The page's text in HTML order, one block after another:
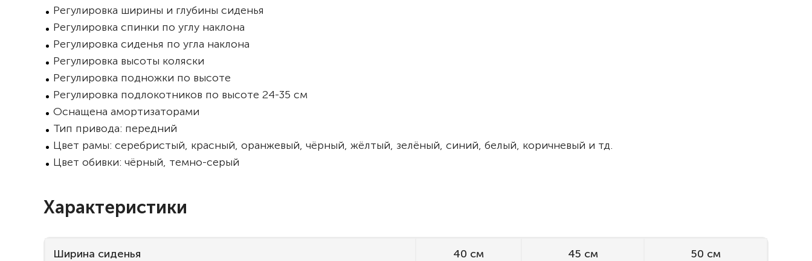
Регулировка ширины и глубины сиденья
Регулировка спинки по углу наклона
Регулировка сиденья по угла наклона
Регулировка высоты коляски
Регулировка подножки по высоте
Регулировка подлокотников по высоте 24-35 см
Оснащена амортизаторами
Тип привода: передний
Цвет рамы: серебристый, красный, оранжевый, чёрный, жёлтый, зелёный, синий, белый, коричневый и тд.
Цвет обивки: чёрный, темно-серый
Характеристики
Ширина сиденья 40 см 45 см 50 см